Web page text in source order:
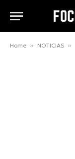
Home » NOTICIAS »